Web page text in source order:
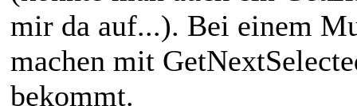
mir da auf...). Bei einem
machen mit
bekommt.